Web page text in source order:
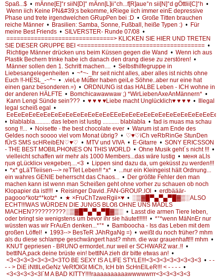
Spaß...$ • mÄnne[E]°r siiN[D]° mÄnn[L]ii°ch...f[R]aue°n sii[N]°d gÖttlii[C]°h •
Wenn iich Keine PN&#39;s bekomme, kRiege iich immer einE depressive
Phase und trete irgendwelchen GRupPen bei :D • Große Titten brauchen
reiche Männer • Brasilien: Samba, Sonne, Fußball, heiße Typen :) • Für
meine Best Friends • SILVERSTER- Runde 07/08 •
===============================> KLICKEN SIE HIER UND TRETEN
SIE DIESER GRUPPE BEI <==================================== •
Richtige Männer drücken uns beim Küssen gegen die Wand • Wenn ich aus
Plastik Bechern trinke habe ich danach den drang diese zu zerstören! •
Männer sollen den 1. Schritt machen....
• Selbsthilfegruppe in
Liebesangelegenheiten • ~*~-_Ihr seit nicht alles, aber alles ist nichts ohne
Euch !!-HESL_-~*~ •
.vieLe Mütter haben geiLe Söhne..aber nur eine hat
einen ganz besonderen.=) • ORDNUNG ist das HALBE Leben - ICH wohne in
der anderen HÄLFTE • Bomchicawawwaw ;) *WirLiebenAxeAnMännern* •
Kann Lengi Sünde sein??? • ♥ ♥ ♥ ♥Liebe macht Unglücklich♥ ♥ ♥ ♥ • Illegal
legal scheiß egal •
• blablabla.......... das leben ist lustig ........... blablabla • fad is muas ma schau
song !!...
• Noisette - the best chocolate ever • Warum ist am Ende des
Geldes noch soooo viel vom Monat übrig? • ♡♥♡iCh veRbRinGe StunDen
fÜrS SMS scHReibEN♡♥♡ • MTV und VIVA • E-Gitarre • SONY ERICSSON
- THE BEST MOBILPHONES ON THIS WORLD • Ohne Musik geht´s nicht !!! •
vielleicht schaffen wir mehr als 1000 Members...das wäre lustig • мeня aLls
ηuя gLücklicн veяgebeη....<3 • Lippen sind dazu da, um geküsst zu werden!!!
• *x* gLäTTeiisen---> reTTet Leben!! *x* •
...nur ein Kleingeist hält Ordnung...
ein wahres GENIE beherrscht das Chaos...
• Der größte Fehler den man
machen kann ist wenn man Scheißen geht ohne vorher zu schauen ob noch
Klopapier da ist!!!! • Reisinger David..FAN-GROUP..lOl • erdbääär-
pagooo*kotz**kotz* • ★ ×FruChTzweRgii×♥ • ░▒▓█▀▄▀▄▀█▓▒░ALSO
ECHT!!!WAS WÜRDEN DIE JUNGS BLOß OHNE UNS MÄDLS
MACHEN??????????░▒▓█▀▄▀▄▀█▓▒░ • Lasst die armen Tiere leben,
oder bringt sie wenigstens um bevor ihr sie häutet!!!!!! • *°*wenn MäNnEr nur
wüssten was wir FrAuEn denken...*°* • Bamboocha - Iss das Leben mit dem
großen Löffel! • 1993--> BesTeR JAhRgaNg =) • weißt du noch früher? mhm
als du diese schlampe geschwängert hast? mhm. die war grauenhaft!!! mhm •
KNUT gepriesen - BRUNO ermordet..nur weil er SCHWARZ war..!! •
bettINA,pack deine brüste ein! bettINA zieh dir bitte etwas an! •
<3<3<3<3<3<3<3<3TO BE SEXY IS A LIFE STYLE!!!<3<3<3<3<3<3<3<3 • - -
- - > DiE iNtIlLeGeNz VeRfOlGt MiCh, IcH bIn ScHnElLeR!!! < - - - - •
<3<3<3<3<3I´M A BAD KITTY!!!!raaaaaaaaaawwwwwrrr<3<3<3<3<3